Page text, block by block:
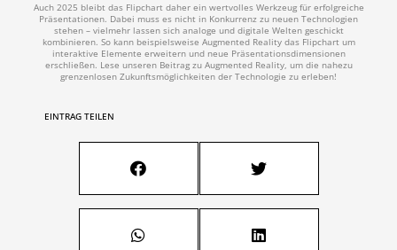
Auch 2025 bleibt das Flipchart daher ein wertvolles Werkzeug für erfolgreiche
Präsentationen. Dabei muss es nicht in Konkurrenz zu neuen Technologien
stehen – vielmehr lassen sich analoge und digitale Welten geschickt
kombinieren. So kann beispielsweise Augmented Reality das Flipchart um
interaktive Elemente erweitern und neue Präsentationsdimensionen
erschließen. Lese unseren Beitrag zu Augmented Reality, um die nahezu
grenzenlosen Zukunftsmöglichkeiten der Technologie zu erleben!
EINTRAG TEILEN